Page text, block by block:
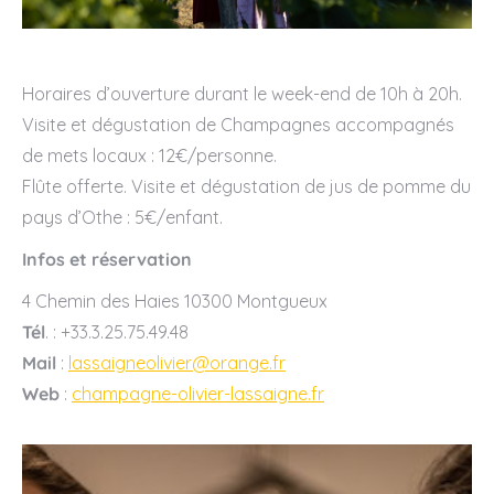
Horaires d’ouverture durant le week-end de 10h à 20h.
Visite et dégustation de Champagnes accompagnés
de mets locaux : 12€/personne.
Flûte offerte. Visite et dégustation de jus de pomme du
pays d’Othe : 5€/enfant.
Infos et réservation
4 Chemin des Haies 10300 Montgueux
Tél. : +33.3.25.75.49.48
Mail : lassaigneolivier@orange.fr
Web : champagne-olivier-lassaigne.fr